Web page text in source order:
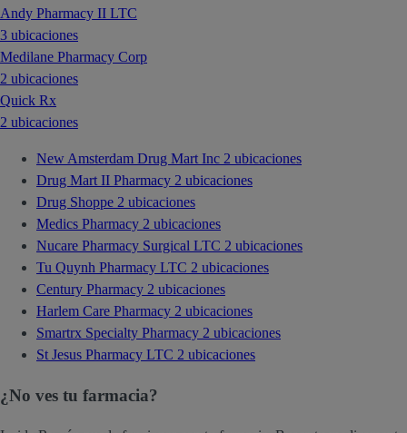
Andy Pharmacy II LTC
3 ubicaciones
Medilane Pharmacy Corp
2 ubicaciones
Quick Rx
2 ubicaciones
New Amsterdam Drug Mart Inc 2 ubicaciones
Drug Mart II Pharmacy 2 ubicaciones
Drug Shoppe 2 ubicaciones
Medics Pharmacy 2 ubicaciones
Nucare Pharmacy Surgical LTC 2 ubicaciones
Tu Quynh Pharmacy LTC 2 ubicaciones
Century Pharmacy 2 ubicaciones
Harlem Care Pharmacy 2 ubicaciones
Smartrx Specialty Pharmacy 2 ubicaciones
St Jesus Pharmacy LTC 2 ubicaciones
¿No ves tu farmacia?